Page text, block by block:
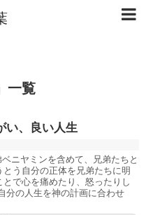
一覧
、良い人生
ニヤミンを含めて、兄弟たちと
う自分の正体を兄弟たちに明
で心を痛めたり、怒ったりし
分の人生を神の計画に合わせ